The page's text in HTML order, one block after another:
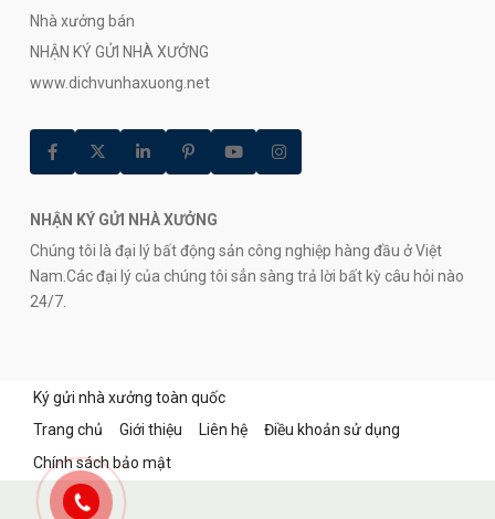
Nhà xưởng bán
NHẬN KÝ GỬI NHÀ XƯỞNG
www.dichvunhaxuong.net
NHẬN KÝ GỬI NHÀ XƯỞNG
Chúng tôi là đại lý bất động sản công nghiệp hàng đầu ở Việt
Nam.Các đại lý của chúng tôi sẳn sàng trả lời bất kỳ câu hỏi nào
24/7.
Ký gửi nhà xưởng toàn quốc
Trang chủ
Giới thiệu Liên hệ
Điều khoản sử dụng
Chính sách bảo mật